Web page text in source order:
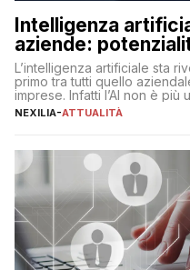
Intelligenza
aziende:
L’intelligenza artificiale sta
primo tra tutti quello
imprese. Infatti l’AI non è più
realtà operativa che sta
operazioni, bensì comporta
NEXILIA-ATTUALITÀ